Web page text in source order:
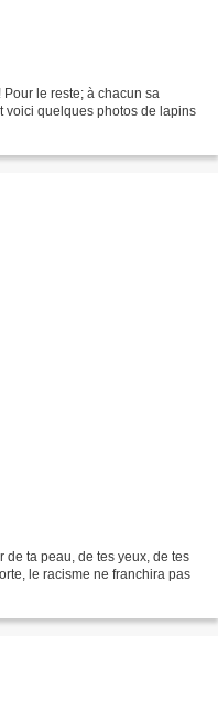
le reste; à chacun sa
voici quelques photos de lapins
de ta peau, de tes yeux, de tes
le racisme ne franchira pas